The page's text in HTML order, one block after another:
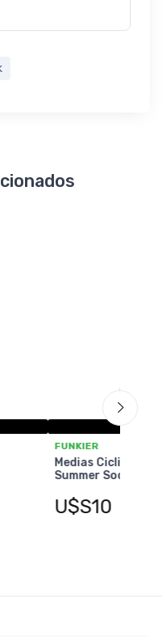
Volpiano Active 3